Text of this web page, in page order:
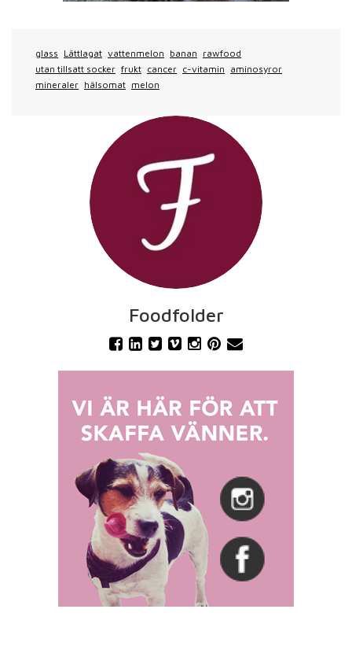
glass Lättlagat vattenmelon banan rawfood
utan tillsatt socker frukt cancer c-vitamin aminosyror
mineraler hälsomat melon
Foodfolder